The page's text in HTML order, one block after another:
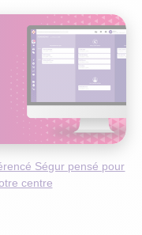
Ségur pensé pour
centre